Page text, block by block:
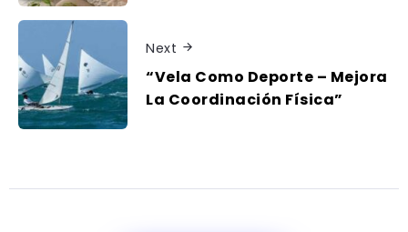
Next
“Vela Como Deporte – Mejora
La Coordinación Física”